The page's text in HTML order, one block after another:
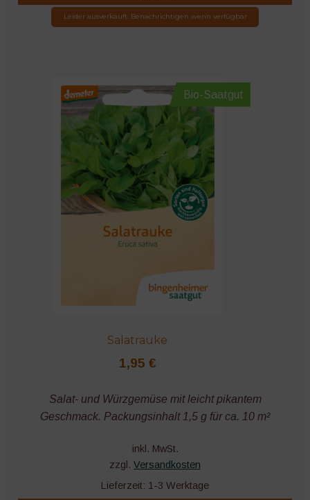
Leider ausverkauft. Benachrichtigen wenn verfügbar
Bio-Saatgut
Salatrauke
1,95 €
Salat- und Würzgemüse mit leicht pikantem
Geschmack. Packungsinhalt 1,5 g für ca. 10 m²
inkl. MwSt.
zzgl. Versandkosten
Lieferzeit: 1-3 Werktage